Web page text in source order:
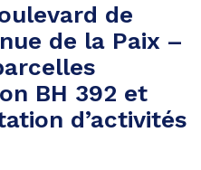
de
de la Paix –
BH 392 et
d’activités